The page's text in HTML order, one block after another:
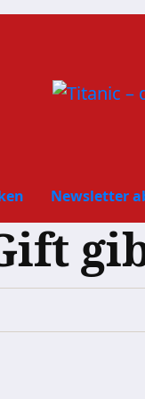
Newsletter